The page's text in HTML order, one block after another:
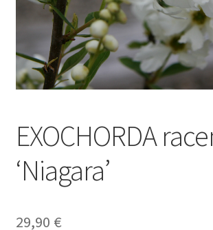
EXOCHORDA
‘Niagara’
29,90 €